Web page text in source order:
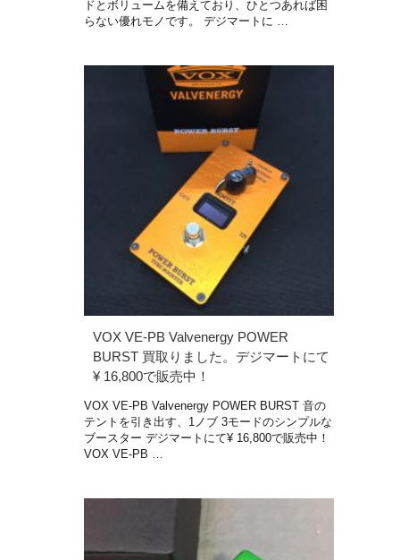
ドとボリュームを備えており、ひとつあれば困
らない優れモノです。 デジマートに …
VOX VE-PB Valvenergy POWER
BURST 買取りました。デジマートにて
¥ 16,800で販売中！
VOX VE-PB Valvenergy POWER BURST 音の
テントを引き出す、1ノブ 3モードのシンプルな
ブースター デジマートにて¥ 16,800で販売中！
VOX VE-PB …